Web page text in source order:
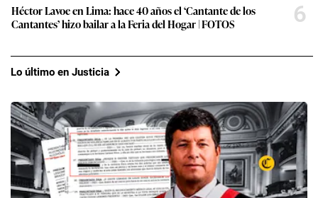
Héctor Lavoe en Lima: hace 40 años el ‘Cantante de los
Cantantes’ hizo bailar a la Feria del Hogar | FOTOS
6
Lo último en Justicia